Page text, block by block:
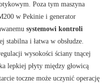
Poza tym maszyna
w Pekinie i generator
systemowi kontroli
stabilna i łatwa w obsłudze.
wysokości ściany tnącej
lepkiej płyty między głowicą
toczne może uczynić operację